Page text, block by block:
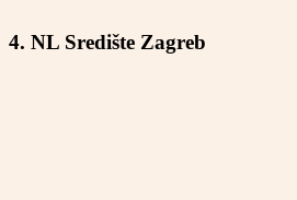
4. NL Središte Zagreb